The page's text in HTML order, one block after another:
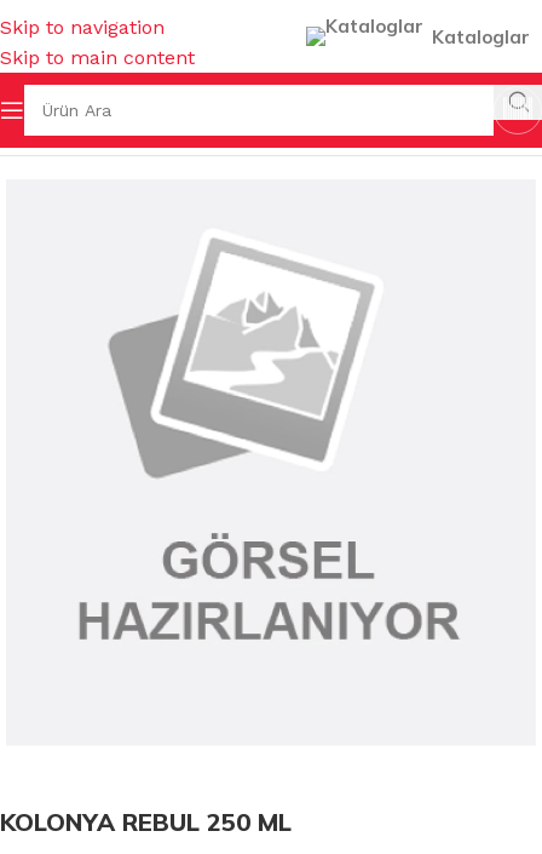
Skip to navigation
Skip to main content
Kataloglar
Ana Sayfa
KOLONYA REBUL 250 ML